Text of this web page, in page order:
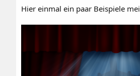
Hier einmal ein paar Beispiele